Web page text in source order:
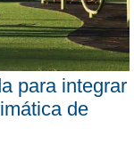
para integrar
de